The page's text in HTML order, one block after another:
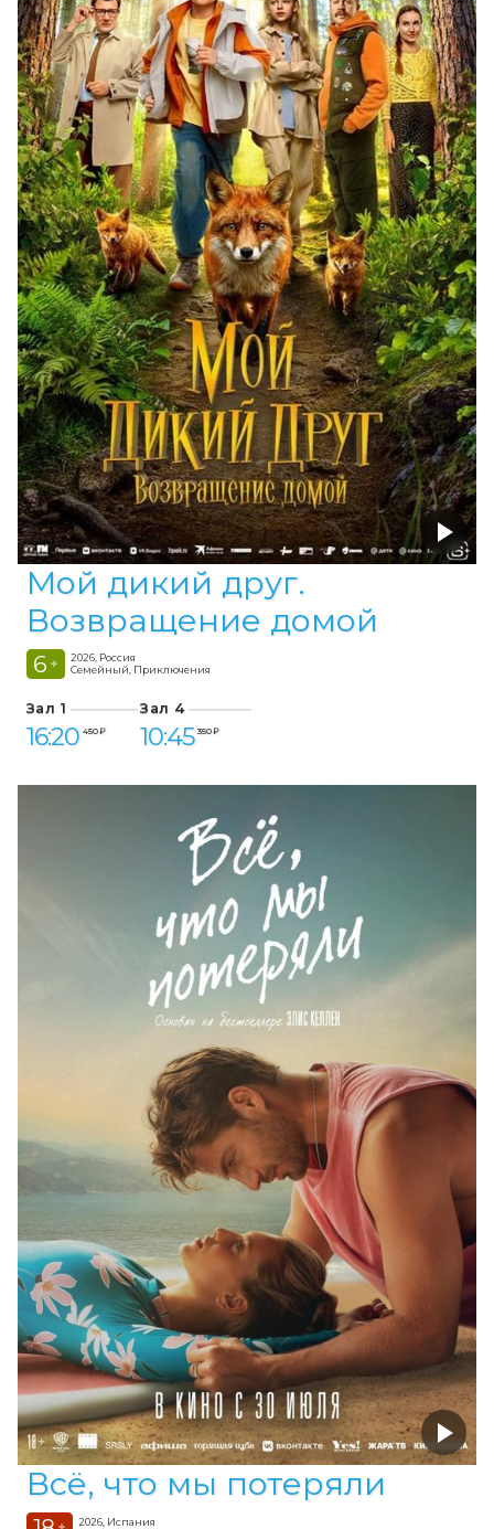
Мой дикий друг.
Возвращение домой
6 +
2026, Россия
Семейный, Приключения
Зал 1
16:20 450 ₽
Зал 4
10:45 350 ₽
Всё, что мы потеряли
2026, Испания